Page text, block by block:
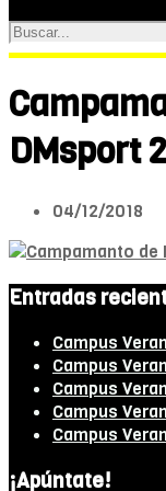
DMsport
04/12/2018
Entradas
Campus
Campus
Campus
Campus
Campus
¡Apúntate!